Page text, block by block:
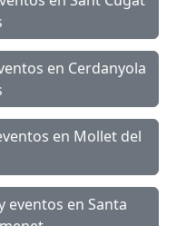
en Cerdanyola
en Mollet del
eventos en Santa